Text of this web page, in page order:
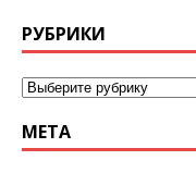
РУБРИКИ
МЕТА